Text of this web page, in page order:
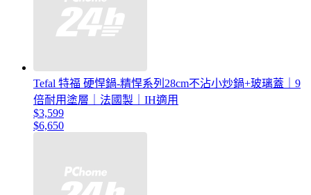
Tefal 特福 硬悍鍋-精悍系列28cm不沾小炒鍋+玻璃蓋｜9
倍耐用塗層｜法國製｜IH適用
$3,599
$6,650